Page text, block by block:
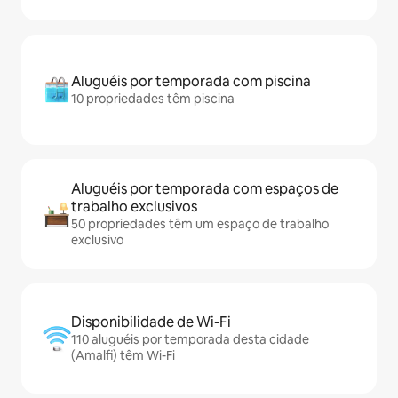
Aluguéis por temporada com piscina
10 propriedades têm piscina
Aluguéis por temporada com espaços de
trabalho exclusivos
50 propriedades têm um espaço de trabalho
exclusivo
Disponibilidade de Wi-Fi
110 aluguéis por temporada desta cidade
(Amalfi) têm Wi-Fi